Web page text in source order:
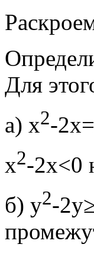
Для
а) x2-
x2-2х<0
б) у2-